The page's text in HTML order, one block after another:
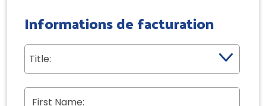
Informations de facturation